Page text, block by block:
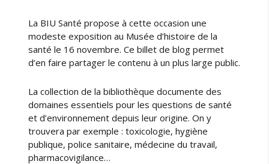
La BIU Santé propose à cette occasion une
modeste exposition au Musée d’histoire de la
santé le 16 novembre. Ce billet de blog permet
d’en faire partager le contenu à un plus large public.
La collection de la bibliothèque documente des
domaines essentiels pour les questions de santé
et d’environnement depuis leur origine. On y
trouvera par exemple : toxicologie, hygiène
publique, police sanitaire, médecine du travail,
pharmacovigilance…